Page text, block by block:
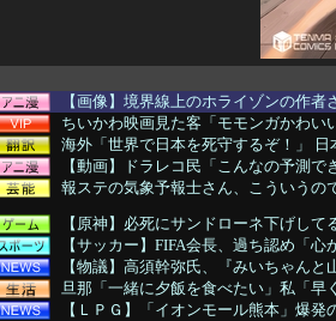
【画像】境界線上のホライゾンの作
ちいかわ映画見た客「モモンガかわい
海外「世界で日本を死守するぞ！」
【動画】ドラレコ民「こんなの予測
報ステの気象予報士さん、こういうの
【原神】必死にサンドローネ下げし
【サッカー】FIFA会長、過ち認め「
【物議】高須幹弥氏、『みいちゃん
旦那「一緒に夕飯を食べたい」私「早
【ＬＰＧ】「イオンモール熊本」爆